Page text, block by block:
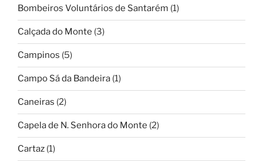
Bombeiros Voluntários de Santarém (1)
Calçada do Monte (3)
Campinos (5)
Campo Sá da Bandeira (1)
Caneiras (2)
Capela de N. Senhora do Monte (2)
Cartaz (1)